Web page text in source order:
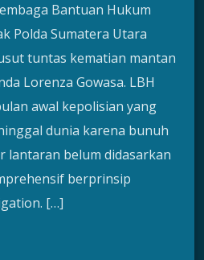
Bantuan Hukum
Polda Sumatera Utara
tuntas kematian mantan
Lorenza Gowasa. LBH
awal kepolisian yang
dunia karena bunuh
belum didasarkan
berprinsip
[…]